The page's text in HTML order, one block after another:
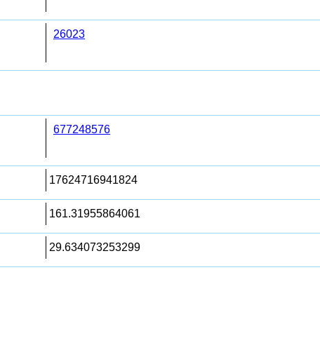
26023
677248576
17624716941824
161.31955864061
29.634073253299